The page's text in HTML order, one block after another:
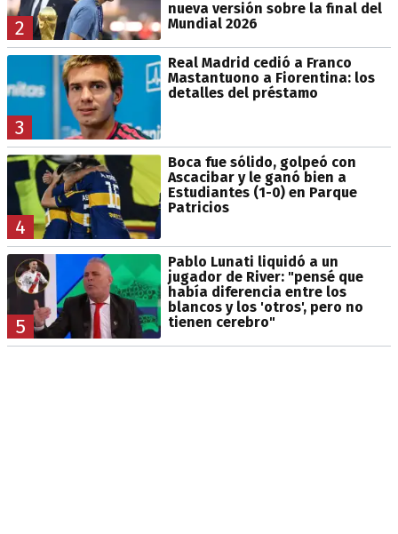
2
nueva versión sobre la final del
Mundial 2026
3
Real Madrid cedió a Franco
Mastantuono a Fiorentina: los
detalles del préstamo
4
Boca fue sólido, golpeó con
Ascacibar y le ganó bien a
Estudiantes (1-0) en Parque
Patricios
5
Pablo Lunati liquidó a un
jugador de River: "pensé que
había diferencia entre los
blancos y los 'otros', pero no
tienen cerebro"